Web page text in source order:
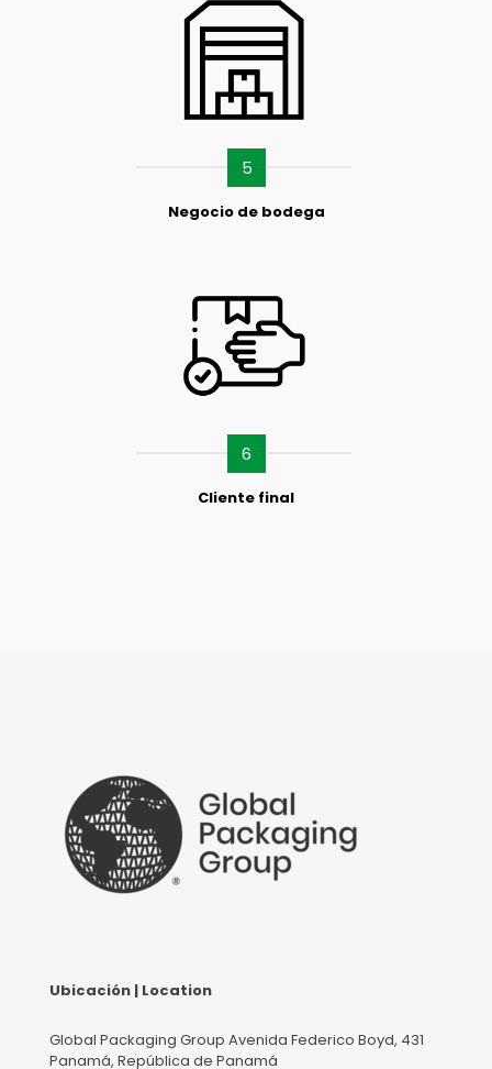
5
Negocio de bodega
6
Cliente final
Ubicación | Location
Global Packaging Group Avenida Federico Boyd, 431
Panamá, República de Panamá